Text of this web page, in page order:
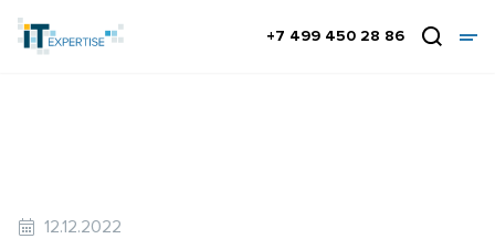
+7 499 450 28 86
12.12.2022